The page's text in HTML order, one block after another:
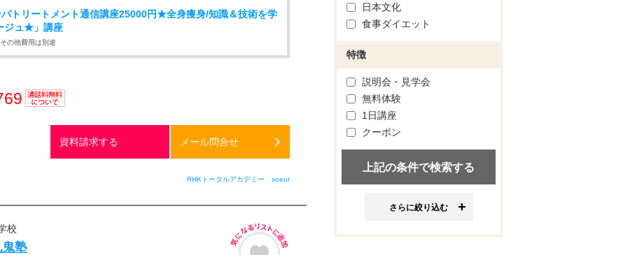
パトリートメント通信講座25000円★全身痩身/知識＆技術を学
ジュ★」講座
の他費用は別途
無料
資料請求する メール問合せ
RHKトータルアカデミー soeur
校
塾
日本文化
食事ダイエット
特徴
説明会・見学会
無料体験
1日講座
クーポン
さらに絞り込む